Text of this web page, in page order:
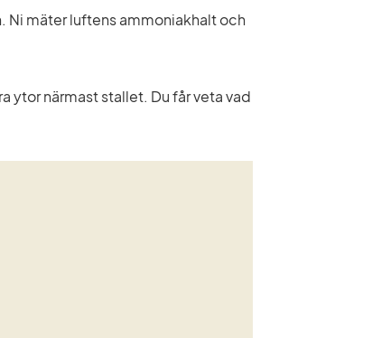
Ni mäter luftens ammoniakhalt och
ytor närmast stallet. Du får veta vad